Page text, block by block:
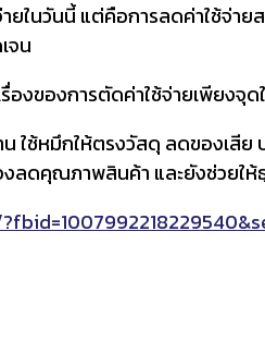
ในวันนี้ แต่คือการลดค่าใช้จ่า
จน
งของการตัดค่าใช้จ่ายเพียงจุ
ใช้หมึกให้ตรงวัสดุ ลดของเสี
ดคุณภาพสินค้า และยังช่วยให้ธุ